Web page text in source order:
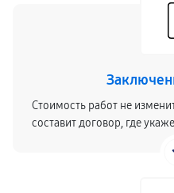
Стоимость работ не
составит договор, где